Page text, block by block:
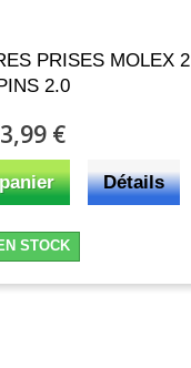
PRISES MOLEX 2
2.0
3,99 €
Détails
STOCK